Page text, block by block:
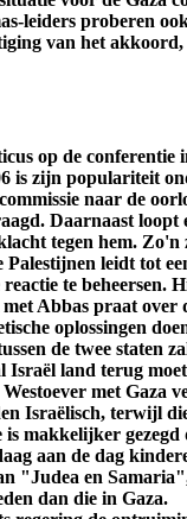
leiders proberen
van het
op de
is zijn populariteit
naar de
Daarnaast loopt
tegen hem.
leidt tot
te beheersen.
Abbas praat over
oplossingen
de twee staten
Israël land terug
met Gaza
Israëlisch, terwijl
makkelijker gezegd
aan de dag
"Judea en
dan die in Gaza.